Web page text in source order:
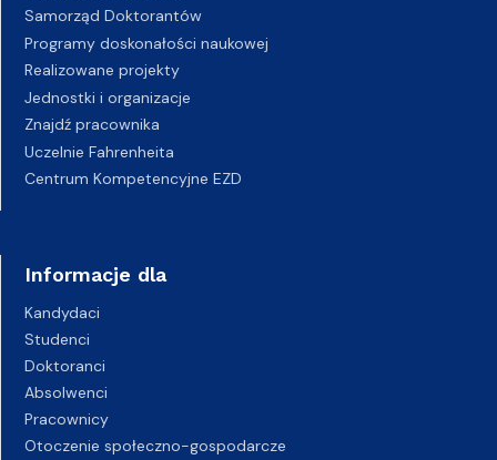
Samorząd Doktorantów
Programy doskonałości naukowej
Realizowane projekty
Jednostki i organizacje
Znajdź pracownika
Uczelnie Fahrenheita
Centrum Kompetencyjne EZD
Informacje dla
Kandydaci
Studenci
Doktoranci
Absolwenci
Pracownicy
Otoczenie społeczno-gospodarcze